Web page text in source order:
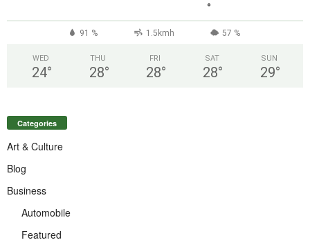
°
91 % 1.5kmh 57 %
WED
24°
THU
28°
FRI
28°
SAT
28°
SUN
29°
Categories
Art & Culture
Blog
Business
Automobile
Featured